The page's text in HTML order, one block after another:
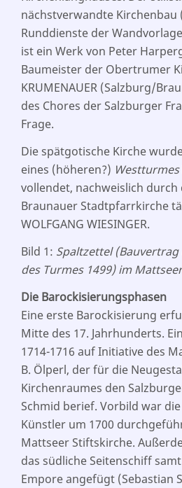
nächstverwandte Kirchenbau
Runddienste der
ist ein Werk von Peter
Baumeister der Obertrumer
KRUMENAUER (Salzburg/
des Chores der Salzburger
Frage.
Die spätgotische Kirche
eines (höheren?) Westturmes
vollendet, nachweislich durch
Braunauer Stadtpfarrkirche
WOLFGANG WIESINGER.
Bild 1: Spaltzettel
des Turmes 1499) im
Die Barockisierungsphasen
Eine erste Barockisierung
Mitte des 17. Jahrhunderts.
1714-1716 auf Initiative des
B. Ölperl, der für die
Kirchenraumes den
Schmid berief. Vorbild war
Künstler um 1700
Mattseer Stiftskirche.
das südliche Seitenschiff
Empore angefügt (Sebastian